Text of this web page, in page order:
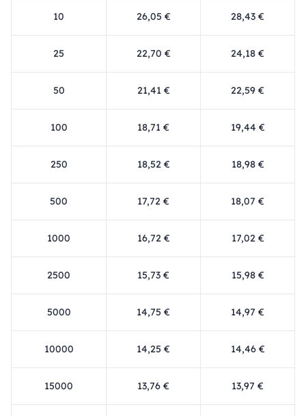
10 26,05 € 28,43 €
25 22,70 € 24,18 €
50 21,41 € 22,59 €
100 18,71 € 19,44 €
250 18,52 € 18,98 €
500 17,72 € 18,07 €
1000 16,72 € 17,02 €
2500 15,73 € 15,98 €
5000 14,75 € 14,97 €
10000 14,25 € 14,46 €
15000 13,76 € 13,97 €